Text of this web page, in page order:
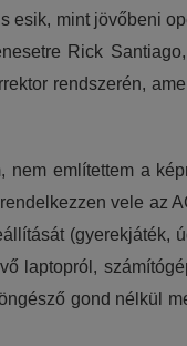
esik, mint jövőbeni
Rick
rendszerén,
említettem a
vele az
(gyerekjáték,
laptopról,
gond nélkül